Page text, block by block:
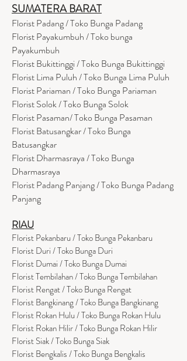
SUMATERA BARAT
Florist Padang / Toko Bunga Padang
Florist Payakumbuh / Toko bunga
Payakumbuh
Florist Bukittinggi / Toko Bunga Bukittinggi
Florist Lima Puluh / Toko Bunga Lima Puluh
Florist Pariaman / Toko Bunga Pariaman
Florist Solok / Toko Bunga Solok
Florist Pasaman/ Toko Bunga Pasaman
Florist Batusangkar / Toko Bunga
Batusangkar
Florist Dharmasraya / Toko Bunga
Dharmasraya
Florist Padang Panjang / Toko Bunga Padang
Panjang
RIAU
Florist Pekanbaru / Toko Bunga Pekanbaru
Florist Duri / Toko Bunga Duri
Florist Dumai / Toko Bunga Dumai
Florist Tembilahan / Toko Bunga Tembilahan
Florist Rengat / Toko Bunga Rengat
Florist Bangkinang / Toko Bunga Bangkinang
Florist Rokan Hulu / Toko Bunga Rokan Hulu
Florist Rokan Hilir / Toko Bunga Rokan Hilir
Florist Siak / Toko Bunga Siak
Florist Bengkalis / Toko Bunga Bengkalis